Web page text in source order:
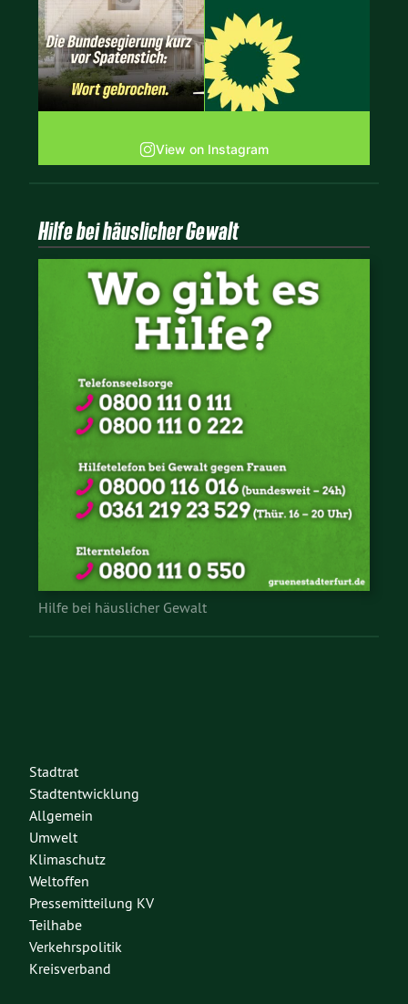
View on Instagram
Hilfe bei häuslicher Gewalt
Hilfe bei häuslicher Gewalt
Stadtrat
Stadtentwicklung
Allgemein
Umwelt
Klimaschutz
Weltoffen
Pressemitteilung KV
Teilhabe
Verkehrspolitik
Kreisverband